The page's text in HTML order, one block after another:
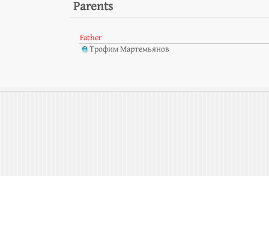
Parents
Father
Трофим Мартемьянов